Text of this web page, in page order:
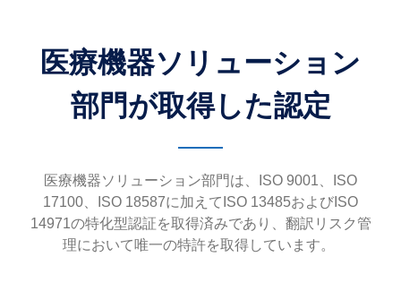
医療機器ソリューション
部門が取得した認定
医療機器ソリューション部門は、ISO 9001、ISO
17100、ISO 18587に加えてISO 13485およびISO
14971の特化型認証を取得済みであり、翻訳リスク管
理において唯一の特許を取得しています。